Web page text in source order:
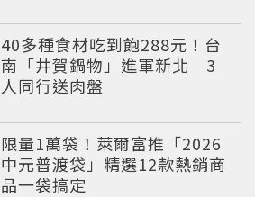
40多種食材吃到飽288元！台
南「井賀鍋物」進軍新北 3
人同行送肉盤
限量1萬袋！萊爾富推「2026
中元普渡袋」精選12款熱銷商
品一袋搞定